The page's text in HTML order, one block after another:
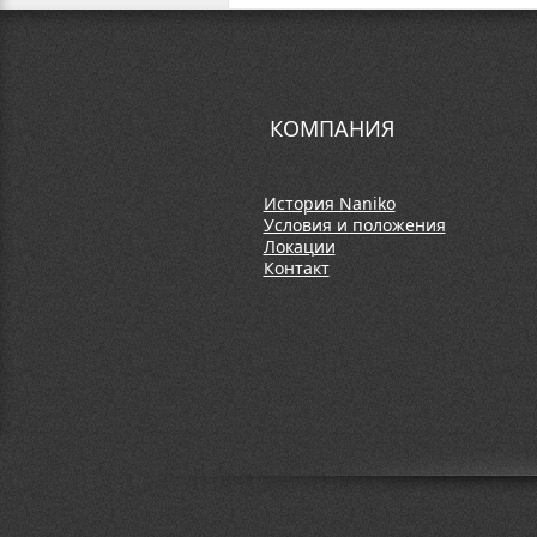
КОМПАНИЯ
История Naniko
Условия и положения
Локации
Контакт